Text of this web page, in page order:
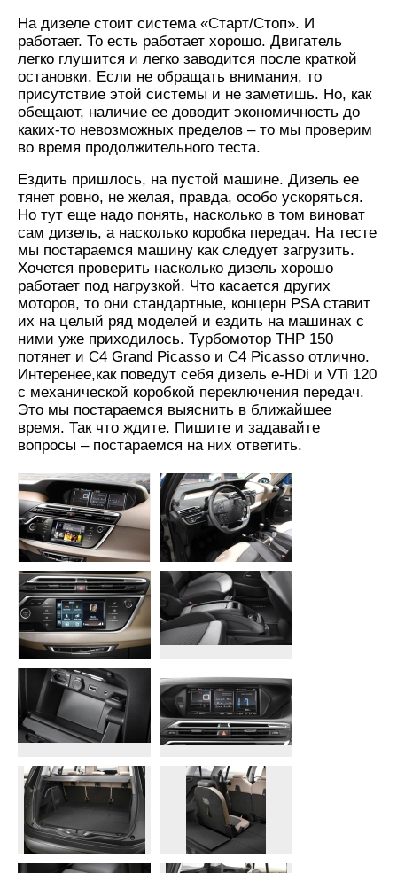
На дизеле стоит система «Старт/Стоп». И
работает. То есть работает хорошо. Двигатель
легко глушится и легко заводится после краткой
остановки. Если не обращать внимания, то
присутствие этой системы и не заметишь. Но, как
обещают, наличие ее доводит экономичность до
каких-то невозможных пределов – то мы проверим
во время продолжительного теста.
Ездить пришлось, на пустой машине. Дизель ее
тянет ровно, не желая, правда, особо ускоряться.
Но тут еще надо понять, насколько в том виноват
сам дизель, а насколько коробка передач. На тесте
мы постараемся машину как следует загрузить.
Хочется проверить насколько дизель хорошо
работает под нагрузкой. Что касается других
моторов, то они стандартные, концерн PSA ставит
их на целый ряд моделей и ездить на машинах с
ними уже приходилось. Турбомотор THP 150
потянет и C4 Grand Picasso и C4 Picasso отлично.
Интеренее,как поведут себя дизель e-HDi и VTi 120
с механической коробкой переключения передач.
Это мы постараемся выяснить в ближайшее
время. Так что ждите. Пишите и задавайте
вопросы – постараемся на них ответить.